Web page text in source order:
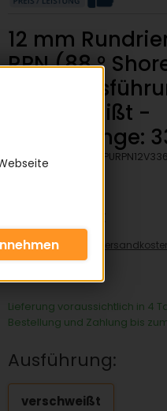
12 mm
RPN (88 °
Rau -
verschweißt -
Bezugslänge:
Artikelnummer:
inkl. 19% MwSt zzgl.
51,05€/pro Stück
Lieferung voraussichtlich in 4
Bestellung und Zahlung bis
Ausführung:
verschweißt